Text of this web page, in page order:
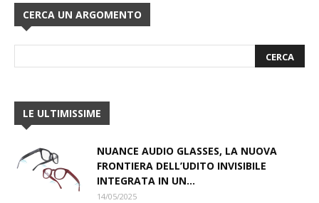
CERCA UN ARGOMENTO
LE ULTIMISSIME
NUANCE AUDIO GLASSES, LA NUOVA
FRONTIERA DELL’UDITO INVISIBILE
INTEGRATA IN UN...
14/05/2025